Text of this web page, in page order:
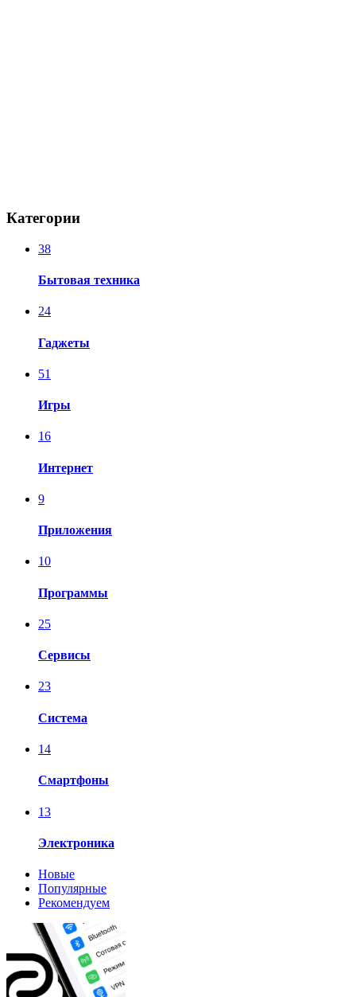
Категории
38
Бытовая техника
24
Гаджеты
51
Игры
16
Интернет
9
Приложения
10
Программы
25
Сервисы
23
Система
14
Смартфоны
13
Электроника
Новые
Популярные
Рекомендуем